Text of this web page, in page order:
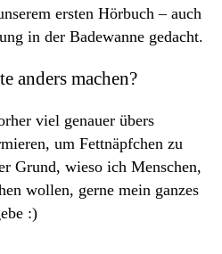
ersten Hörbuch – auch
in der Badewanne gedacht.
anders machen?
viel genauer übers
um Fettnäpfchen zu
Grund, wieso ich Menschen,
wollen, gerne mein ganzes
:)